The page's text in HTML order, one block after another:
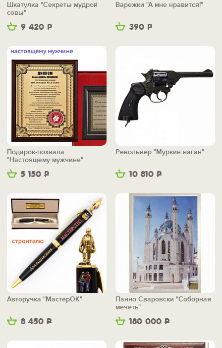
9 420 Р
Шкатулка "Секреты мудрой
совы"
390 Р
Варежки "А мне нравится!"
5 150 Р
Подарок-похвала
"Настоящему мужчине"
10 810 Р
Револьвер "Муркин наган"
8 450 Р
Авторучка "МастерОК"
180 000 Р
Панно Сваровски "Соборная
мечеть"